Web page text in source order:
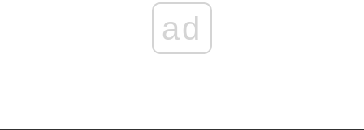
ad